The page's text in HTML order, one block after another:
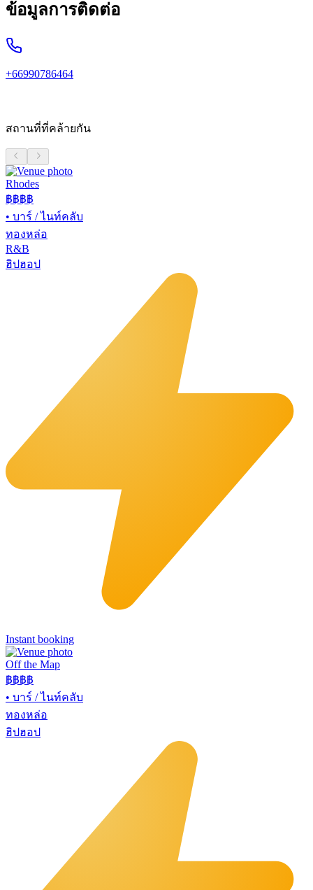
ข้อมูลการติดต่อ
+66990786464
สถานที่ที่คล้ายกัน
Rhodes
฿฿฿฿
• บาร์ / ไนท์คลับ
ทองหล่อ
R&B
ฮิปฮอป
Instant booking
Off the Map
฿฿฿฿
• บาร์ / ไนท์คลับ
ทองหล่อ
ฮิปฮอป